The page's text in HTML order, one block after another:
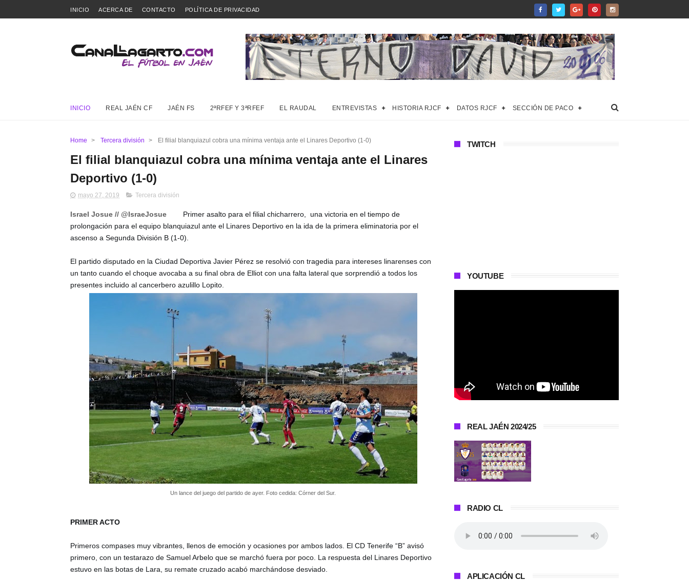
INICIO ACERCA DE CONTACTO POLÍTICA DE PRIVACIDAD
INICIO REAL JAÉN CF JAÉN FS 2ªRFEF Y 3ªRFEF EL RAUDAL ENTREVISTAS HISTORIA RJCF DATOS RJCF SECCIÓN DE PACO
Home > Tercera división > El filial blanquiazul cobra una mínima ventaja ante el Linares Deportivo (1-0)
El filial blanquiazul cobra una mínima ventaja ante el Linares
Deportivo (1-0)
mayo 27, 2019 Tercera división
Israel Josue // @IsraeJosue Primer asalto para el filial chicharrero,  una victoria en el tiempo de
prolongación para el equipo blanquiazul ante el Linares Deportivo en la ida de la primera eliminatoria por el
ascenso a Segunda División B (1-0).
El partido disputado en la Ciudad Deportiva Javier Pérez se resolvió con tragedia para intereses linarenses con
un tanto cuando el choque avocaba a su final obra de Elliot con una falta lateral que sorprendió a todos los
presentes incluido al cancerbero azulillo Lopito.
Un lance del juego del partido de ayer. Foto cedida: Córner del Sur.
PRIMER ACTO
Primeros compases muy vibrantes, llenos de emoción y ocasiones por ambos lados. El CD Tenerife “B” avisó
primero, con un testarazo de Samuel Arbelo que se marchó fuera por poco. La respuesta del Linares Deportivo
estuvo en las botas de Lara, su remate cruzado acabó marchándose desviado.
TWITCH
YOUTUBE
REAL JAÉN 2024/25
RADIO CL
APLICACIÓN CL